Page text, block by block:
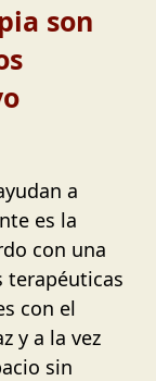
son
a
es la
con una
terapéuticas
con el
y a la vez
sin